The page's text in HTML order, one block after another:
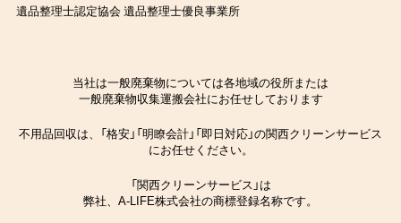
遺品整理士認定協会 遺品整理士優良事業所
当社は一般廃棄物については各地域の役所または
一般廃棄物収集運搬会社にお任せしております
不用品回収は、「格安」「明瞭会計」「即日対応」の関西クリーンサービス
にお任せください。
「関西クリーンサービス」は
弊社、A-LIFE株式会社の商標登録名称です。